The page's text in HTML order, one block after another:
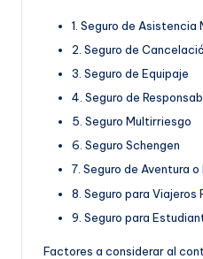
1. Seguro de Asistencia
2. Seguro de
3. Seguro de Equipaje
4. Seguro de
5. Seguro Multirriesgo
6. Seguro Schengen
7. Seguro de Aventura
8. Seguro para Viajeros
9. Seguro para
Factores a considerar al